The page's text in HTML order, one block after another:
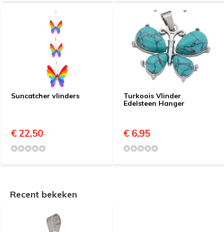
Suncatcher vlinders
€ 22,50
Turkoois Vlinder
Edelsteen Hanger
€ 6,95
Recent bekeken